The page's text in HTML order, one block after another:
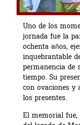
Uno de los
jornada fue la
ochenta años,
inquebrantable
permanencia de
tiempo. Su
con ovaciones y
los presentes.
El memorial fue,